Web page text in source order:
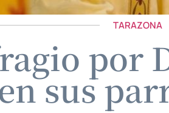
TARAZONA
por
sus